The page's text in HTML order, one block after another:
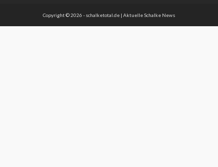
Copyright © 2026 - schalketotal.de | Aktuelle Schalke News